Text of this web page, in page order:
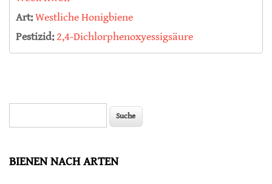
Art:Westliche Honigbiene
Pestizid:2,4-Dichlorphenoxyessigsäure
BIENEN NACH ARTEN